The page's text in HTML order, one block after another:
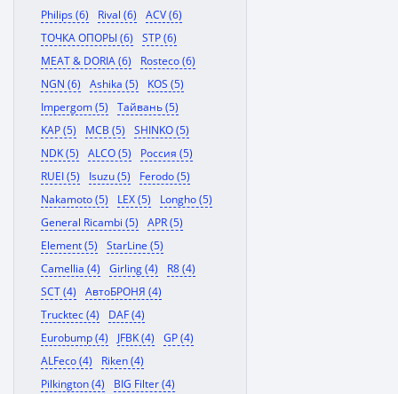
Philips (6)
Rival (6)
ACV (6)
ТОЧКА ОПОРЫ (6)
STP (6)
MEAT & DORIA (6)
Rosteco (6)
NGN (6)
Ashika (5)
KOS (5)
Impergom (5)
Тайвань (5)
KAP (5)
MCB (5)
SHINKO (5)
NDK (5)
ALCO (5)
Россия (5)
RUEI (5)
Isuzu (5)
Ferodo (5)
Nakamoto (5)
LEX (5)
Longho (5)
General Ricambi (5)
APR (5)
Element (5)
StarLine (5)
Camellia (4)
Girling (4)
R8 (4)
SCT (4)
АвтоБРОНЯ (4)
Trucktec (4)
DAF (4)
Eurobump (4)
JFBK (4)
GP (4)
ALFeco (4)
Riken (4)
Pilkington (4)
BIG Filter (4)